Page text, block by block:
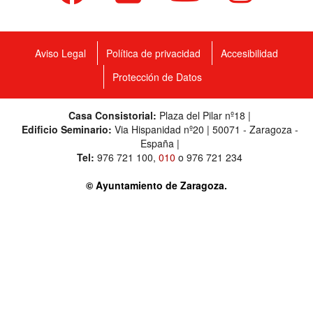
Aviso Legal Política de privacidad
Accesibilidad
Protección de Datos
Casa Consistorial: Plaza del Pilar nº18 |
Edificio Seminario: Via Hispanidad nº20 | 50071 - Zaragoza -
España |
Tel: 976 721 100, 010 o 976 721 234
© Ayuntamiento de Zaragoza.